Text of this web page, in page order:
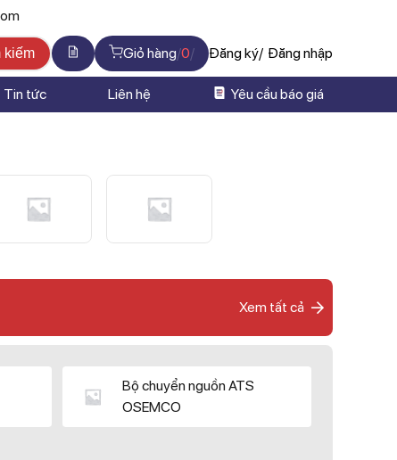
kiếm Giỏ hàng 0 Đăng ký Đăng nhập
Tin tức Liên hệ Yêu cầu báo giá
Xem tất cả
Bộ chuyển nguồn ATS
OSEMCO